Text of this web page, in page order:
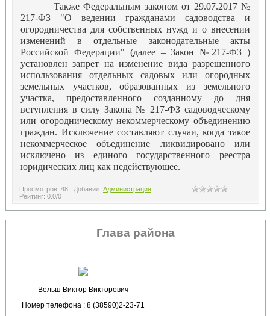
Также Федеральным законом от 29.07.2017 №
217-ФЗ "О ведении гражданами садоводства и
огородничества для собственных нужд и о внесении
изменений в отдельные законодательные акты
Российской Федерации" (далее – Закон №217-ФЗ )
установлен запрет на изменение вида разрешенного
использования отдельных садовых или огородных
земельных участков, образованных из земельного
участка, предоставленного созданному до дня
вступления в силу Закона № 217-ФЗ садоводческому
или огородническому некоммерческому объединению
граждан. Исключение составляют случаи, когда такое
некоммерческое объединение ликвидировано или
исключено из единого государственного реестра
юридических лиц как недействующее.
Просмотров: 48| Добавил: Администрация |
Рейтинг: 0.0/0
Глава района
Вельш Виктор Викторович
Номер телефона : 8 (38590)2-23-71